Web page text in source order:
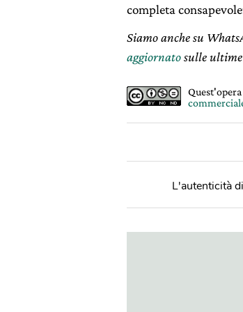
completa
Siamo anche su
aggiornatosulle
L'autenticità